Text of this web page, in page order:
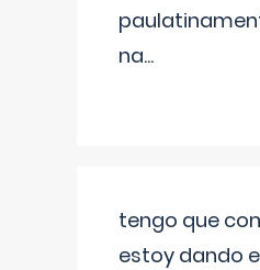
na...
tengo que
estoy dando